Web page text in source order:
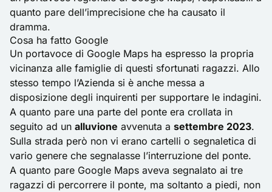
quanto pare dell’imprecisione che ha causato il
dramma.
Cosa ha fatto Google
Un portavoce di Google Maps ha espresso la propria
vicinanza alle famiglie di questi sfortunati ragazzi. Allo
stesso tempo l’Azienda si è anche messa a
disposizione degli inquirenti per supportare le indagini.
A quanto pare una parte del ponte era crollata in
seguito ad un alluvione avvenuta a settembre 2023.
Sulla strada però non vi erano cartelli o segnaletica di
vario genere che segnalasse l’interruzione del ponte.
A quanto pare Google Maps aveva segnalato ai tre
ragazzi di percorrere il ponte, ma soltanto a piedi, non